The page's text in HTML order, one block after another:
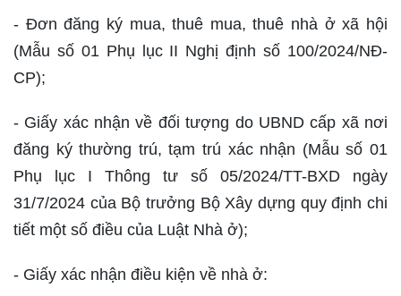
- Đơn đăng ký mua, thuê mua, thuê nhà ở xã hội
(Mẫu số 01 Phụ lục II Nghị định số 100/2024/NĐ-
CP);
- Giấy xác nhận về đối tượng do UBND cấp xã nơi
đăng ký thường trú, tạm trú xác nhận (Mẫu số 01
Phụ lục I Thông tư số 05/2024/TT-BXD ngày
31/7/2024 của Bộ trưởng Bộ Xây dựng quy định chi
tiết một số điều của Luật Nhà ở);
- Giấy xác nhận điều kiện về nhà ở: